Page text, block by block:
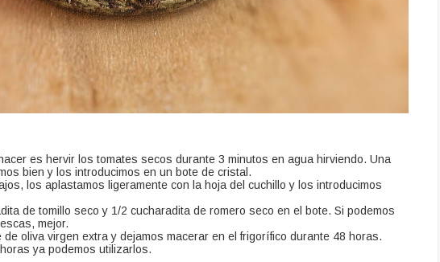
es hervir los tomates secos durante 3 minutos en agua hirviendo. Una
bien y los introducimos en un bote de cristal.
los aplastamos ligeramente con la hoja del cuchillo y los introducimos
de tomillo seco y 1/2 cucharadita de romero seco en el bote. Si podemos
mejor.
oliva virgen extra y dejamos macerar en el frigorífico durante 48 horas.
ya podemos utilizarlos.